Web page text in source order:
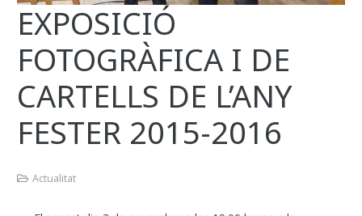
EXPOSICIÓ
FOTOGRÀFICA I DE
CARTELLS DE L’ANY
FESTER 2015-2016
Actualitat